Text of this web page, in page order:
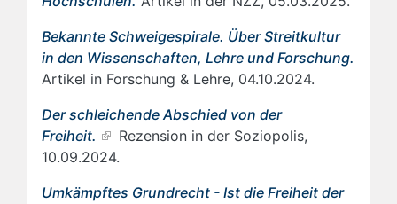
Bekannte Schweigespirale. Über Streitkultur
in den Wissenschaften, Lehre und Forschung.
Artikel in Forschung & Lehre, 04.10.2024.
Der schleichende Abschied von der
Freiheit.
Rezension in der Soziopolis,
10.09.2024.
Umkämpftes Grundrecht - Ist die Freiheit der